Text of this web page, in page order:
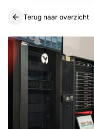
Terug naar overzicht